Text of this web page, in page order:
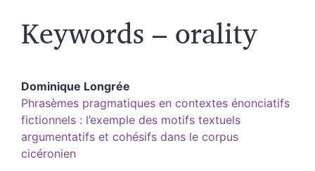
Keywords – orality
Dominique Longrée
Phrasèmes pragmatiques en contextes énonciatifs
fictionnels : l’exemple des motifs textuels
argumentatifs et cohésifs dans le corpus
cicéronien